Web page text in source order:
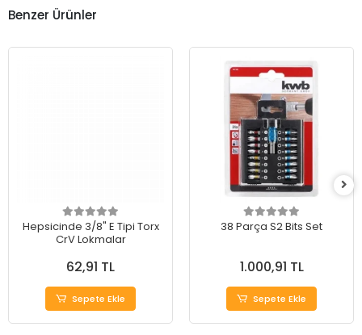
Benzer Ürünler
Hepsicinde 3/8" E Tipi Torx
CrV Lokmalar
62,91 TL
Sepete Ekle
38 Parça S2 Bits Set
1.000,91 TL
Sepete Ekle